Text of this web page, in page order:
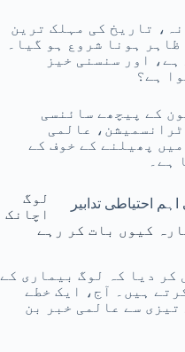
تاریخ کی مہلک ترین
ہونا شروع ہو گیا۔
اور سنسنی خیز
ہے؟
کے پیچھے سائنسی
ٹرانسمیشن، عالمی
پھیلنے کے خوف کے
ہے۔
احتیاطی تدابیر
لوگ
اچانک
کیوں بات کر رہے
کر دیا کہ لوگ بیماری کے
ہیں۔ آج، ایک خطے
سے عالمی خبر بن